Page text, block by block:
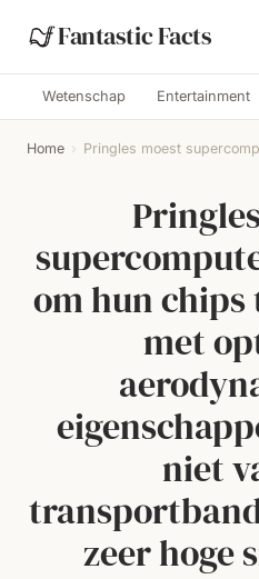
Fantastic Facts
Wetenschap Entertainment
Home › Pringles moest
om hun
met
niet
zeer hoge